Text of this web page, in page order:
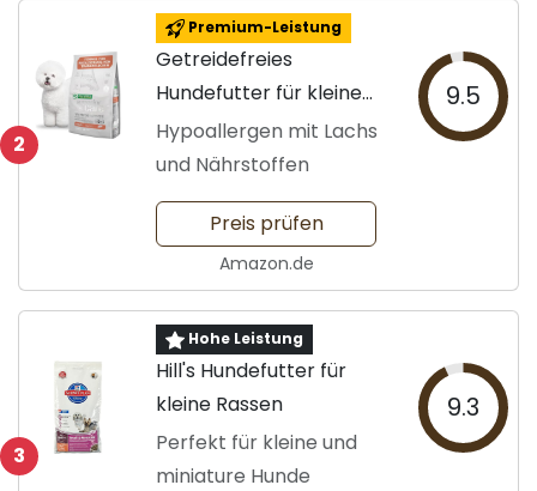
2
Premium-Leistung
Getreidefreies
Hundefutter für kleine
Rassen
Hypoallergen mit Lachs
und Nährstoffen
9.5
Preis prüfen
Amazon.de
3
Hohe Leistung
Hill's Hundefutter für
kleine Rassen
Perfekt für kleine und
miniature Hunde
9.3